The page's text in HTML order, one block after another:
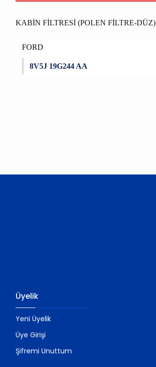
KABİN FİLTRESİ (POLEN FİLTRE-DÜZ)
FORD
8V5J 19G244 AA
Ürün bilgilerinde hatalar bulunuyor.
Üyelik
Yeni Üyelik
Üye Girişi
Şifremi Unuttum